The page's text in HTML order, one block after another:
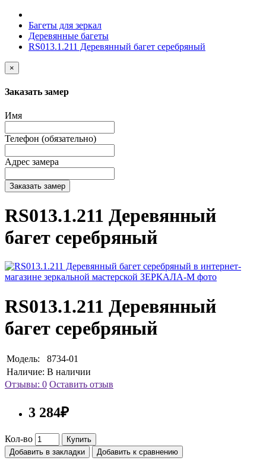
Багеты для зеркал
Деревянные багеты
RS013.1.211 Деревянный багет серебряный
×
Заказать замер
Имя
Телефон (обязательно)
Адрес замера
Заказать замер
RS013.1.211 Деревянный
багет серебряный
RS013.1.211 Деревянный
багет серебряный
Модель:
8734-01
Наличие: В наличии
Отзывы: 0 Оставить отзыв
3 284₽
Кол-во
Купить
Добавить в закладки
Добавить к сравнению